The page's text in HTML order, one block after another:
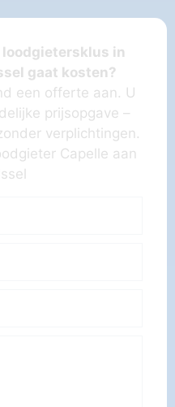
in
gaat kosten?
een offerte aan. U
prijsopgave –
verplichtingen.
Capelle aan